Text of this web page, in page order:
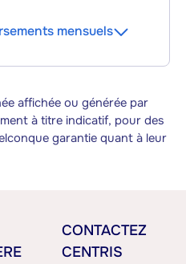
mensuels
affichée ou générée par
à titre indicatif, pour des
garantie quant à leur
CONTACTEZ
CENTRIS